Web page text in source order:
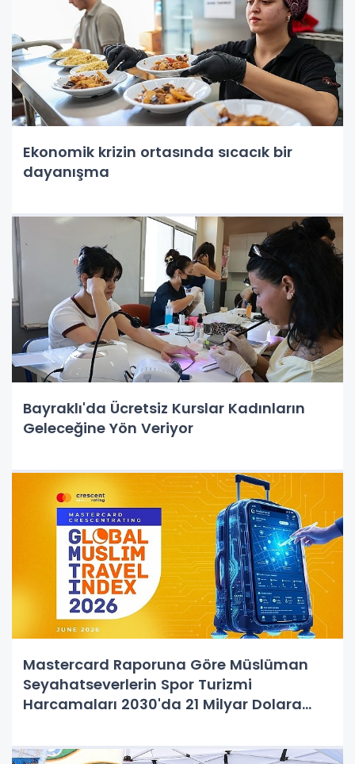
Ekonomik krizin ortasında sıcacık bir
dayanışma
Bayraklı'da Ücretsiz Kurslar Kadınların
Geleceğine Yön Veriyor
Mastercard Raporuna Göre Müslüman
Seyahatseverlerin Spor Turizmi
Harcamaları 2030'da 21 Milyar Dolara